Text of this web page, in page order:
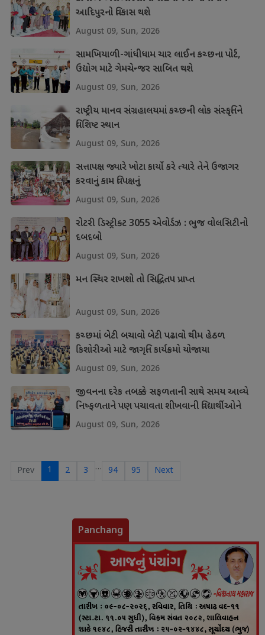
આદિપુરનો વિકાસ થશે
August 09, Sun, 2026
સામખિયાળી-ગાંધીધામ ચાર લાઈન કચ્છના પોર્ટ,
ઉદ્યોગ માટે ગેમચેન્જર સાબિત થશે
August 09, Sun, 2026
રાષ્ટ્રીય માનવ સંગ્રહાલયમાં કચ્છની લોક સંસ્કૃતિને
વિશિષ્ટ સ્થાન
August 09, Sun, 2026
સત્તાપક્ષ જ્યારે ખોટા કાર્યો કરે ત્યારે તેને ઉજાગર
કરવાનું કામ વિપક્ષનું
August 09, Sun, 2026
રોટરી ડિસ્ટ્રીક્ટ 3055 એવોર્ડઝ : ભુજ વોલસિટીનો
દબદબો
August 09, Sun, 2026
મન સ્થિર રાખશો તો સિદ્ધિતપ પ્રાપ્ત
August 09, Sun, 2026
કચ્છમાં બેટી બચાવો બેટી પઢાવો થીમ હેઠળ
કિશોરીઓ માટે જાગૃતિ કાર્યક્રમો યોજાયા
August 09, Sun, 2026
જીવનના દરેક તબક્કે સફળતાની સાથે સમય આવ્યે
નિષ્ફળતાને પણ પચાવતા શીખવાની વિદ્યાર્થીઓને
શીખ
August 09, Sun, 2026
Prev 1 2 3 … 94 95 Next
Panchang